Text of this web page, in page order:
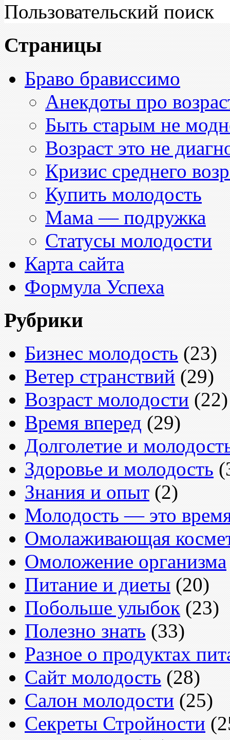
Пользовательский поиск
Страницы
Браво брависсимо
Анекдоты про
Быть старым не
Возраст это не
Кризис среднего
Купить молодость
Мама — подружка
Статусы молодости
Карта сайта
Формула Успеха
Рубрики
Бизнес молодость (23)
Ветер странствий (29)
Возраст молодости (22)
Время вперед (29)
Долголетие и
Здоровье и молодость
Знания и опыт (2)
Молодость — это
Омолаживающая
Омоложение организма
Питание и диеты (20)
Побольше улыбок (23)
Полезно знать (33)
Разное о продуктах
Сайт молодость (28)
Салон молодости (25)
Секреты Стройности